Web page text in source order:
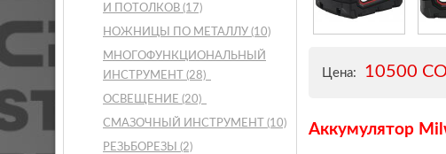
И ПОТОЛКОВ (17)
НОЖНИЦЫ ПО МЕТАЛЛУ (10)
МНОГОФУНКЦИОНАЛЬНЫЙ
ИНСТРУМЕНТ (28)
ОСВЕЩЕНИЕ (20)
СМАЗОЧНЫЙ ИНСТРУМЕНТ (10)
РЕЗЬБОРЕЗЫ (2)
Цена: 10500
Аккумулятор